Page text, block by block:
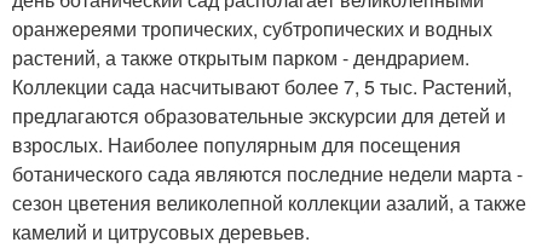
оранжереями тропических, субтропических и водных
растений, а также открытым парком - дендрарием.
Коллекции сада насчитывают более 7, 5 тыс. Растений,
предлагаются образовательные экскурсии для детей и
взрослых. Наиболее популярным для посещения
ботанического сада являются последние недели марта -
сезон цветения великолепной коллекции азалий, а также
камелий и цитрусовых деревьев.